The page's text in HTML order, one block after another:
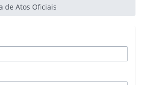
de Atos Oficiais